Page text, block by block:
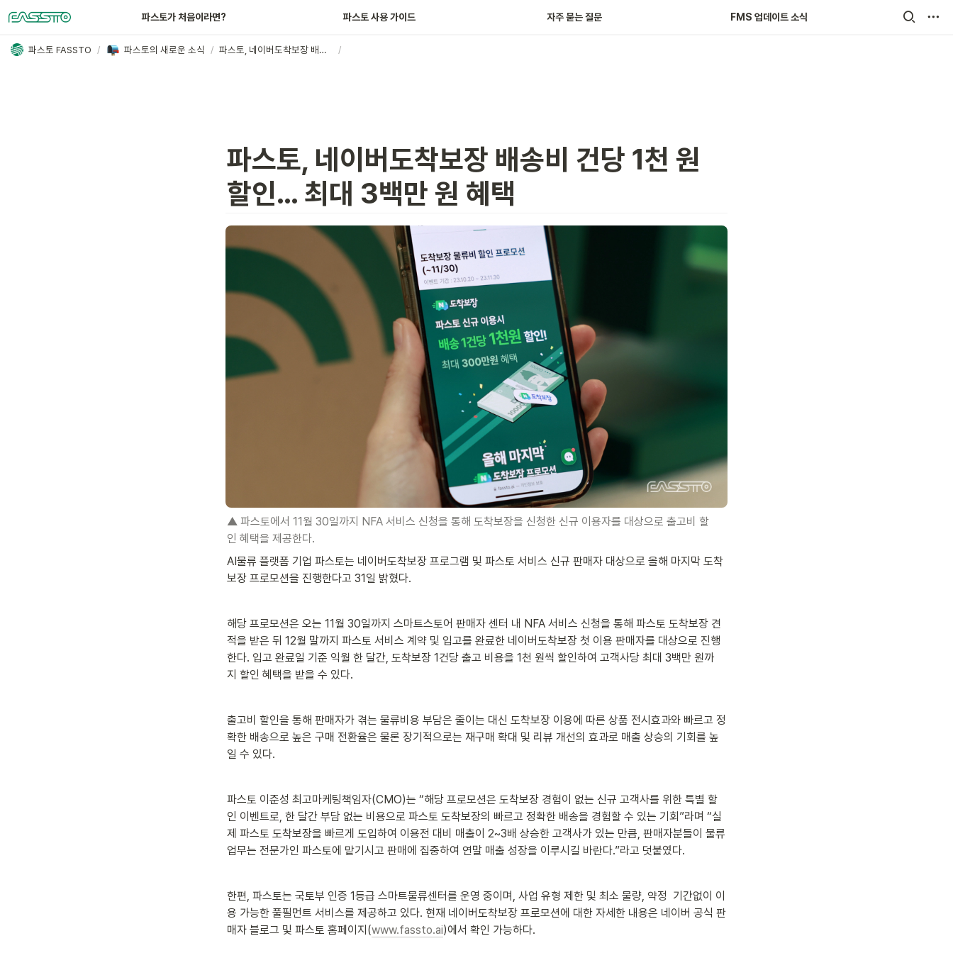
파스토가 처음이라면? 파스토 사용 가이드 자주 묻는 질문 FMS 업데이트 소식
파스토 FASSTO / 파스토의 새로운 소식 / 파스토, 네이버도착보장 배송비 건당 1천 원 할인… 최대 3백만 원 혜택 /
파스토, 네이버도착보장 배송비 건당 1천 원
할인… 최대 3백만 원 혜택
▲ 파스토에서 11월 30일까지 NFA 서비스 신청을 통해 도착보장을 신청한 신규 이용자를 대상으로 출고비 할
인 혜택을 제공한다.
AI물류 플랫폼 기업 파스토는 네이버도착보장 프로그램 및 파스토 서비스 신규 판매자 대상으로 올해 마지막 도착
보장 프로모션을 진행한다고 31일 밝혔다.
해당 프로모션은 오는 11월 30일까지 스마트스토어 판매자 센터 내 NFA 서비스 신청을 통해 파스토 도착보장 견
적을 받은 뒤 12월 말까지 파스토 서비스 계약 및 입고를 완료한 네이버도착보장 첫 이용 판매자를 대상으로 진행
한다. 입고 완료일 기준 익월 한 달간, 도착보장 1건당 출고 비용을 1천 원씩 할인하여 고객사당 최대 3백만 원까
지 할인 혜택을 받을 수 있다.
출고비 할인을 통해 판매자가 겪는 물류비용 부담은 줄이는 대신 도착보장 이용에 따른 상품 전시효과와 빠르고 정
확한 배송으로 높은 구매 전환율은 물론 장기적으로는 재구매 확대 및 리뷰 개선의 효과로 매출 상승의 기회를 높
일 수 있다.
파스토 이준성 최고마케팅책임자(CMO)는 “해당 프로모션은 도착보장 경험이 없는 신규 고객사를 위한 특별 할
인 이벤트로, 한 달간 부담 없는 비용으로 파스토 도착보장의 빠르고 정확한 배송을 경험할 수 있는 기회”라며 “실
제 파스토 도착보장을 빠르게 도입하여 이용전 대비 매출이 2~3배 상승한 고객사가 있는 만큼, 판매자분들이 물류
업무는 전문가인 파스토에 맡기시고 판매에 집중하여 연말 매출 성장을 이루시길 바란다.”라고 덧붙였다.
한편, 파스토는 국토부 인증 1등급 스마트물류센터를 운영 중이며, 사업 유형 제한 및 최소 물량, 약정  기간없이 이
용 가능한 풀필먼트 서비스를 제공하고 있다. 현재 네이버도착보장 프로모션에 대한 자세한 내용은 네이버 공식 판
매자 블로그 및 파스토 홈페이지(www.fassto.ai)에서 확인 가능하다.